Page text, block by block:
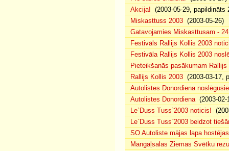
Akcija! (2003-05-29, papildināts
Miskasttuss 2003 (2003-05-26)
Gatavojamies Miskasttusam -
Festivāls Rallijs Kollis 2003
Festivāla Rallijs Kollis 2003
Pieteikšanās pasākumam
Rallijs Kollis 2003 (2003-03-17,
Autolistes Donordiena
Autolistes Donordiena(2003-02-
Le`Duss Tuss`2003 noticis!
Le`Duss Tuss`2003 beidzot
SO Autoliste mājas lapa
Mangaļsalas Ziemas Svētku